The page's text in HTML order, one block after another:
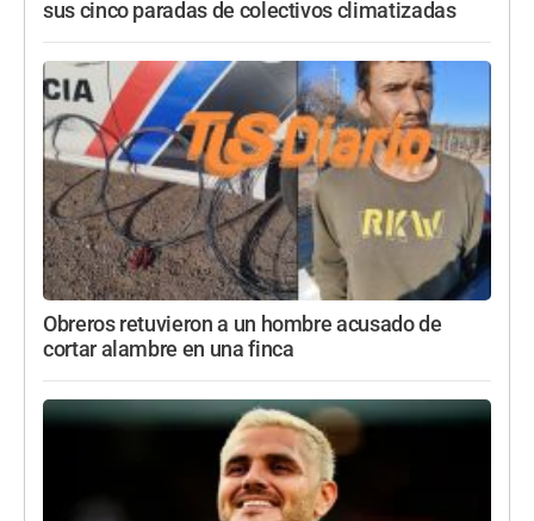
sus cinco paradas de colectivos climatizadas
Obreros retuvieron a un hombre acusado de
cortar alambre en una finca